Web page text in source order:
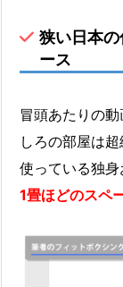
狭い日本
ース
冒頭あたりの
しろの部屋は
使っている独身
1畳ほどのスペ